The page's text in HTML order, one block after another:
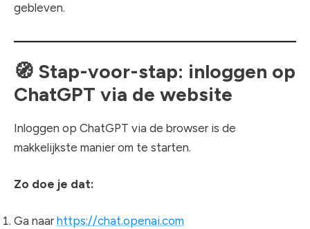
gebleven.
🧭 Stap-voor-stap: inloggen op
ChatGPT via de website
Inloggen op ChatGPT via de browser is de
makkelijkste manier om te starten.
Zo doe je dat:
Ga naar https://chat.openai.com